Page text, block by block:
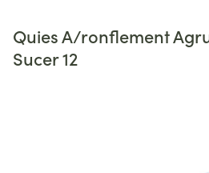
Quies A/ronflement
Sucer 12